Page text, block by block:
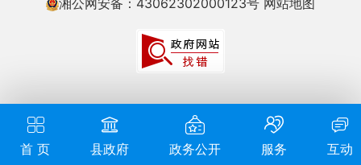
首 页 县政府 政务公开 服务 互动
湘公网安备：43062302000123号 网站地图